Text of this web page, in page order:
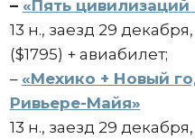
– «Пять
13 н., заезд 29
($1795) + авиабилет;
– «Мехико + Новый
Ривьере-Майя»
13 н., заезд 29